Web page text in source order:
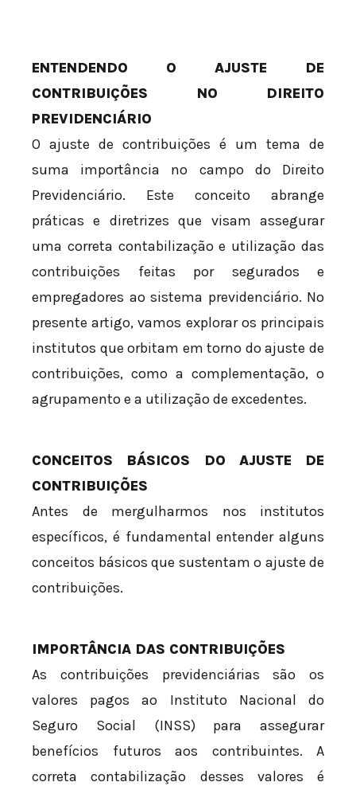
ENTENDENDO O AJUSTE DE
CONTRIBUIÇÕES NO DIREITO
PREVIDENCIÁRIO
O ajuste de contribuições é um tema de
suma importância no campo do Direito
Previdenciário. Este conceito abrange
práticas e diretrizes que visam assegurar
uma correta contabilização e utilização das
contribuições feitas por segurados e
empregadores ao sistema previdenciário. No
presente artigo, vamos explorar os principais
institutos que orbitam em torno do ajuste de
contribuições, como a complementação, o
agrupamento e a utilização de excedentes.
CONCEITOS BÁSICOS DO AJUSTE DE
CONTRIBUIÇÕES
Antes de mergulharmos nos institutos
específicos, é fundamental entender alguns
conceitos básicos que sustentam o ajuste de
contribuições.
IMPORTÂNCIA DAS CONTRIBUIÇÕES
As contribuições previdenciárias são os
valores pagos ao Instituto Nacional do
Seguro Social (INSS) para assegurar
benefícios futuros aos contribuintes. A
correta contabilização desses valores é